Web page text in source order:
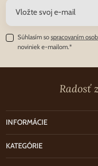
Súhlasím sospracovaním
noviniek e-mailom.*
Radosť
INFORMÁCIE
KATEGÓRIE